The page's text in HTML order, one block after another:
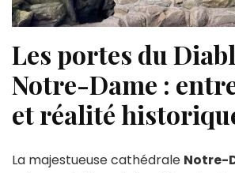
Les portes du
Notre-Dame :
et réalité
La majestueuse cathédrale Notre-